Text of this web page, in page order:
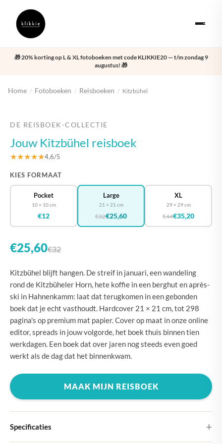
🎁 20% korting op L & XL fotoboeken met code KLIKKIE20 — t/m zondag 9
augustus! 🎁
Home / Fotoboeken / Reisboeken / Kitzbühel
DE REISBOEK-COLLECTIE
Jouw Kitzbühel reisboek
★★★★★4,6/5
KIES FORMAAT
Pocket
10 × 10 cm
€12
Large
21 × 21 cm
€32€25,60
XL
29 × 29 cm
€44€35,20
€25,60€32
Kitzbühel blijft hangen. De streif in januari, een wandeling
rond de Kitzbüheler Horn, hete koffie in een berghut en après-
ski in Hahnenkamm: laat dat terugkomen in een gebonden
boek dat je echt vasthoudt. Hardcover 21 × 21 cm, tot 298
pagina's op premium mat papier. Cover op maat in onze online
editor, spreads in jouw volgorde, het boek thuis binnen tien
werkdagen. Een boek dat over jaren nog steeds even goed
werkt als de dag dat het binnenkwam.
MAAK MIJN REISBOEK
Specificaties